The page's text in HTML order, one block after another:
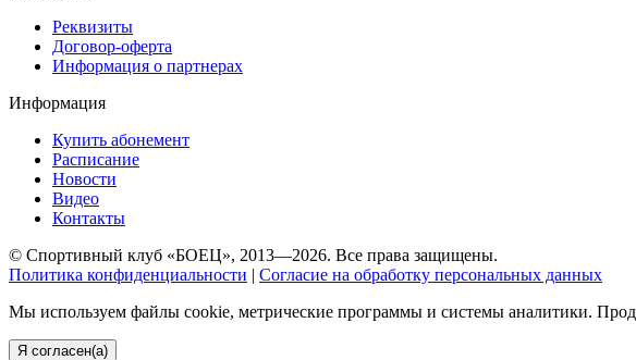
Реквизиты
Договор-оферта
Информация о партнерах
Информация
Купить абонемент
Расписание
Новости
Видео
Контакты
© Спортивный клуб «БОЕЦ», 2013—2026. Все права защищены.
Политика конфиденциальности | Согласие на обработку персональных данных
Мы используем файлы cookie, метрические программы и системы аналитики.
Я согласен(а)